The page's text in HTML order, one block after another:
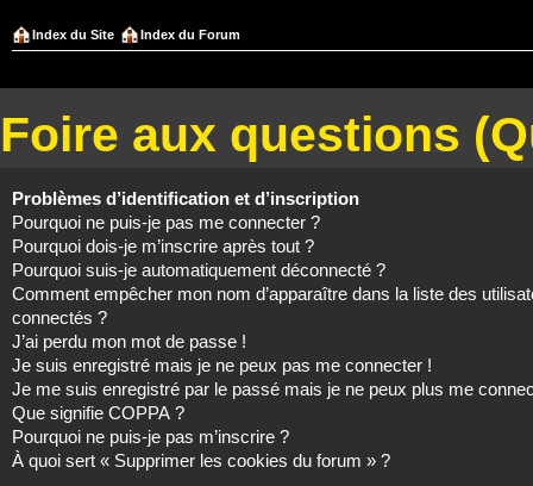
Index du Site Index du Forum
Foire aux questions
Problèmes d’identification et d’inscription
Pourquoi ne puis-je pas me connecter ?
Pourquoi dois-je m’inscrire après tout ?
Pourquoi suis-je automatiquement déconnecté ?
Comment empêcher mon nom d’apparaître dans la liste des
connectés ?
J’ai perdu mon mot de passe !
Je suis enregistré mais je ne peux pas me connecter !
Je me suis enregistré par le passé mais je ne peux plus me
Que signifie COPPA ?
Pourquoi ne puis-je pas m’inscrire ?
À quoi sert « Supprimer les cookies du forum » ?